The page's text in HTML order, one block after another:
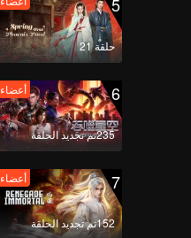
حلقة 21
6
235تم تجديد الحلقة
أعضاء
7
152تم تجديد الحلقة
أعضاء